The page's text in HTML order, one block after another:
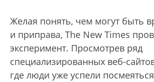
Желая понять, чем могут быть
и приправа, The New Times
эксперимент. Просмотрев ряд
специализированных веб-
где люди уже успели